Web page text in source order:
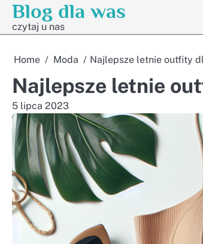
Skip
content
Blog dla was
czytaj u nas
Home Moda Najlepsze letnie outfity
Najlepsze letnie
5 lipca 2023